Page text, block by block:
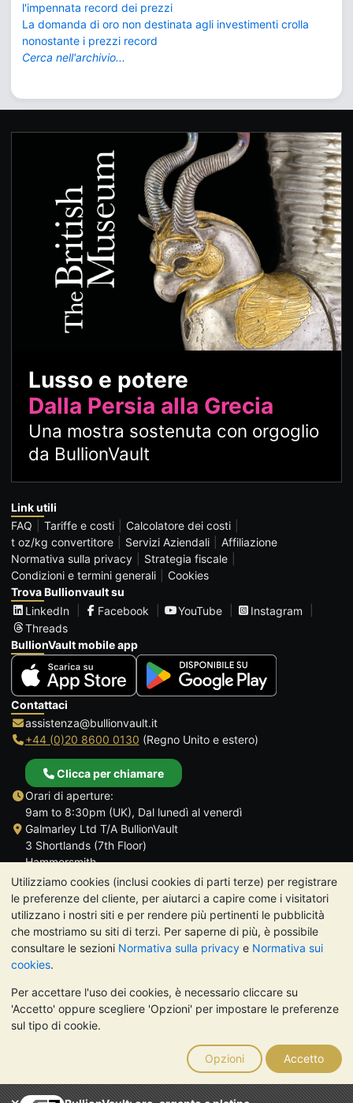
Utilizziamo cookies (inclusi cookies di parti terze) per registrare
le preferenze del cliente, per aiutarci a capire come i visitatori
utilizzano i nostri siti e per rendere più pertinenti le pubblicità
che mostriamo su siti di terzi. Per saperne di più, è possibile
consultare le sezioni Normativa sulla privacy e Normativa sui
cookies.
Per accettare l'uso dei cookies, è necessario cliccare su
'Accetto' oppure scegliere 'Opzioni' per impostare le preferenze
sul tipo di cookie.
Opzioni Accetto
l'impennata record dei prezzi
La domanda di oro non destinata agli investimenti crolla
nonostante i prezzi record
Cerca nell'archivio...
Lusso e potere
Dalla Persia alla Grecia
Una mostra sostenuta con orgoglio
da BullionVault
Link utili
FAQ
Tariffe e costi
Calcolatore dei costi
t oz/kg convertitore
Servizi Aziendali
Affiliazione
Normativa sulla privacy
Strategia fiscale
Condizioni e termini generali
Cookies
Trova Bullionvault su
LinkedIn
Facebook YouTube
Instagram
Threads
BullionVault mobile app
Contattaci
assistenza@bullionvault.it
+44 (0)20 8600 0130 (Regno Unito e estero)
Clicca per chiamare
Orari di aperture:
9am to 8:30pm (UK), Dal lunedì al venerdì
Galmarley Ltd T/A BullionVault
3 Shortlands (7th Floor)
Hammersmith
Londra
W6 8DA
Regno Unito
TrustScore 4.7 | 488 recensioni
NOTA BENE: Il valore dei metalli preziosi può diminuire o
aumentare, e i trend storici non sono predittori dell'andamento
futuro. Nulla di quanto contenuto nei siti web di BullionVault o
nelle sue comunicazioni costituisce una consulenza sugli
investimenti. Si consiglia di rivolgersi a un professionista per
stabilire se l'investimento in metalli preziosi è adatto alle proprie